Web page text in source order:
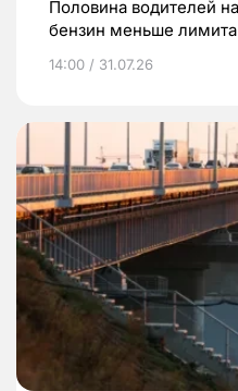
Половина водителей
бензин меньше
14:00 / 31.07.26